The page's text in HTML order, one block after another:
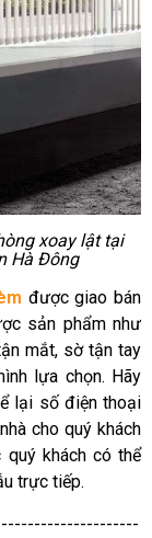
xoay lật tại
Hà Đông
được giao bán
sản phẩm như
mắt, sờ tận tay
lựa chọn. Hãy
lại số điện thoại
cho quý khách
khách có thể
trực tiếp.